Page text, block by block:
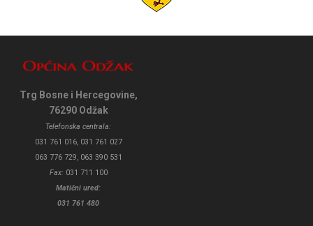
Trg Bosne i Hercegovine,
76290 Odžak
Telefonska centrala:
031 761 016, 031 761 027
063 776 729, 063 390 531
Fax: 031 711 100
Matični ured:
031 761 480